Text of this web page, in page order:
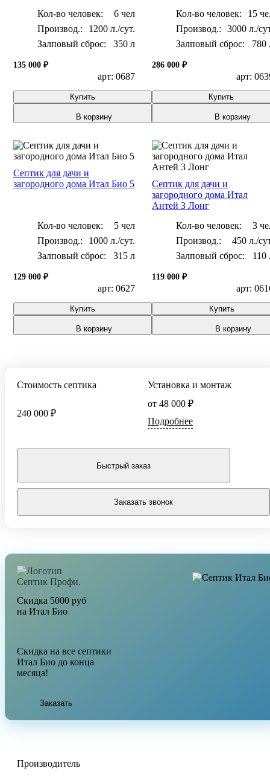
Кол-во человек:
6 чел
1200 л./сут.
Залповый сброс:
350 л
135 000 ₽
арт: 0687
Купить
В корзину
Кол-во человек:
15
3000 л./
Залповый сброс:
780
286 000 ₽
арт:
Купить
В корзину
Септик для дачи и
загородного дома Итал Био 5
Кол-во человек:
5 чел
1000 л./сут.
Залповый сброс:
315 л
129 000 ₽
арт: 0627
Купить
В корзину
Септик для дачи и
загородного дома Итал
Антей 3 Лонг
Кол-во человек:
3
450 л./
Залповый сброс:
110
119 000 ₽
арт:
Купить
В корзину
Стоимость септика
240 000 ₽
Быстрый заказ
Заказать звонок
Установка и монтаж
от 48 000 ₽
Подробнее
Скидка 5000 руб
на Итал Био
Скидка на все септики
Итал Био до конца
месяца!
Заказать
Производитель